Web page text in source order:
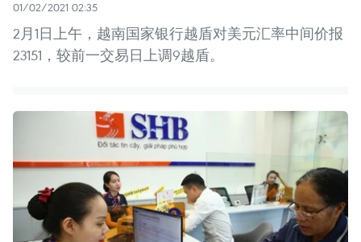
01/02/2021 02:35
2月1日上午，越南国家银行越盾对美元汇率中间价报
23151，较前一交易日上调9越盾。